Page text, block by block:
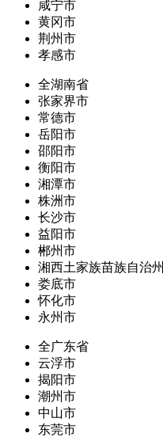
咸宁市
黄冈市
荆州市
孝感市
全湖南省
张家界市
常德市
岳阳市
邵阳市
衡阳市
湘潭市
株洲市
长沙市
益阳市
郴州市
湘西土家族苗族自治州
娄底市
怀化市
永州市
全广东省
云浮市
揭阳市
潮州市
中山市
东莞市